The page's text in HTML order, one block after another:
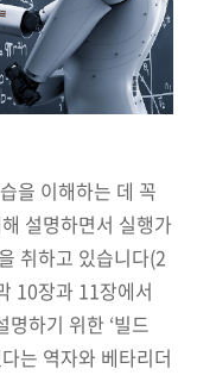
을 이해하는 데 꼭
설명하면서 실행가
취하고 있습니다(2
10장과 11장에서
하기 위한 ‘빌드
는 역자와 베타리더